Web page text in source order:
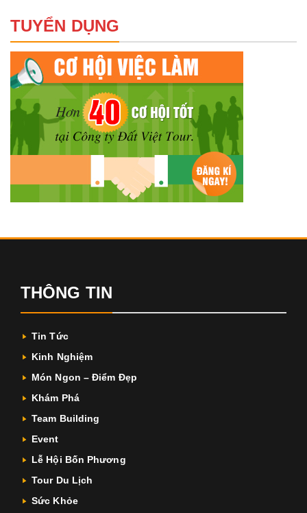
TUYỂN DỤNG
THÔNG TIN
Tin Tức
Kinh Nghiệm
Món Ngon – Điểm Đẹp
Khám Phá
Team Building
Event
Lễ Hội Bốn Phương
Tour Du Lịch
Sức Khỏe